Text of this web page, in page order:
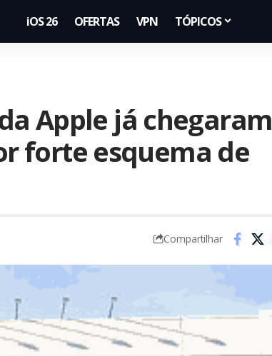
iOS 26 OFERTAS VPN TÓPICOS
Apple já chegaram
forte esquema de
Compartilhar